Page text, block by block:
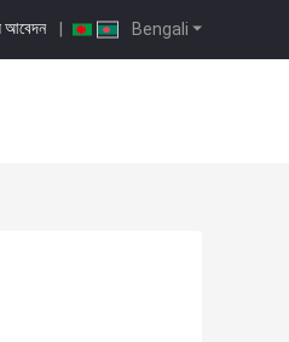
Bengali
আবেদন |